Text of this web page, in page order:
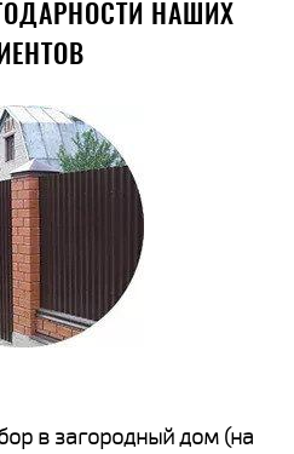
НАШИХ
в загородный дом (на